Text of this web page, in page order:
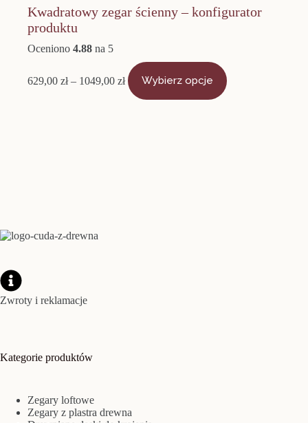
Kwadratowy zegar ścienny – konfigurator
produktu
Oceniono 4.88 na 5
629,00 zł – 1049,00 zł
Zakres
cen:
od
Wybierz opcje
produkt
Zwroty i reklamacje
Kategorie produktów
Zegary loftowe
Zegary z plastra drewna